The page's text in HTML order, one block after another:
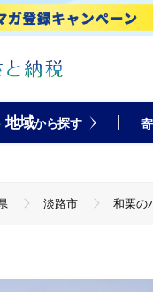
地域から探す
淡路市 和栗の